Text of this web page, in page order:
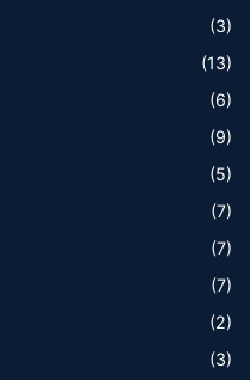
(3)
(13)
(6)
(9)
(5)
(7)
(7)
(7)
(2)
(3)